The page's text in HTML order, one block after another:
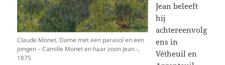
Claude Monet, Dame met een parasol en een
jongen – Camille Monet en haar zoon Jean -,
1875
Jean beleeft
hij
achtereenvolg
ens in
Vétheuil en